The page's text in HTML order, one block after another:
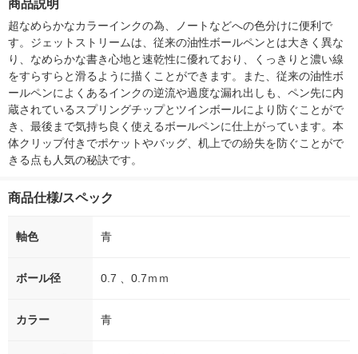
商品説明
超なめらかなカラーインクの為、ノートなどへの色分けに便利で
す。ジェットストリームは、従来の油性ボールペンとは大きく異な
り、なめらかな書き心地と速乾性に優れており、くっきりと濃い線
をすらすらと滑るように描くことができます。また、従来の油性ボ
ールペンによくあるインクの逆流や過度な漏れ出しも、ペン先に内
蔵されているスプリングチップとツインボールにより防ぐことがで
き、最後まで気持ち良く使えるボールペンに仕上がっています。本
体クリップ付きでポケットやバッグ、机上での紛失を防ぐことがで
きる点も人気の秘訣です。
商品仕様/スペック
軸色 青
ボール径 0.7 、0.7ｍｍ
カラー 青